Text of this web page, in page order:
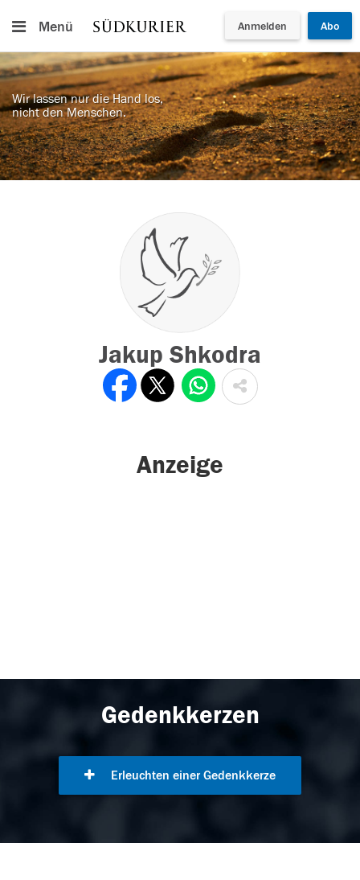
Menü Anmelden Abo
Wir lassen nur die Hand los,
nicht den Menschen.
Jakup Shkodra
Anzeige
Gedenkkerzen
Erleuchten einer Gedenkkerze